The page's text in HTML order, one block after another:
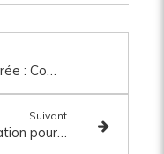
Location de courte durée : Comment booster vos revenus Airbnb ?
Suivant
Les 4 étapes de mise en location pour la LCD